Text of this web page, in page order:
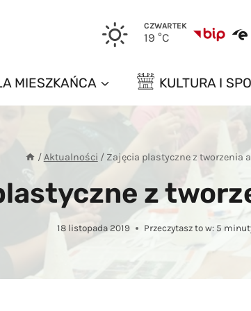
CZWARTEK
19 °C
MIESZKAŃCA KULTURA I
/Aktualności / Zajęcia plastyczne z tworzenia
z
18 listopada 2019 Przeczytasz to w: 5